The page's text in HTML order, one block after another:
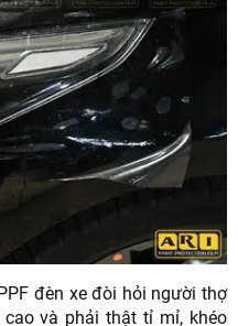
đèn xe đòi hỏi người thợ
và phải thật tỉ mỉ, khéo